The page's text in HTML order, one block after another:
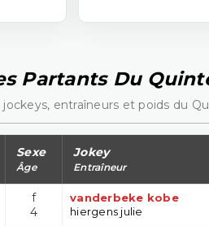
Partants Du
entraîneurs et poids du
Sexe
Âge
Jokey
Entraîneur
f
4
vanderbeke kobe
hiergens julie